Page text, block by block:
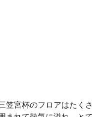
笠宮杯のフロアはたくさ